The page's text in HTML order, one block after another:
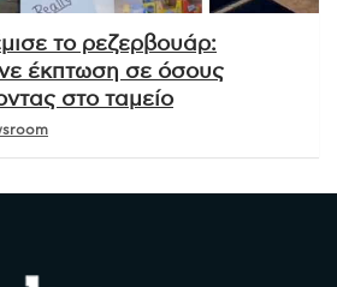
το ρεζερβουάρ:
έκπτωση σε όσους
στο ταμείο